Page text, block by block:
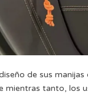
de sus
mientras tanto, los